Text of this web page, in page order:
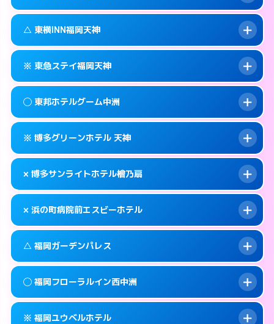
info このホテルの詳細ページを見る →
smartphone 092-712-5858
map 福岡市中央区天神1-16-1
info このホテルの詳細ページを見る →
案内方法:女性が直接お部屋まで伺います。
smartphone 092-781-0711
map 福岡市中央区大名2-6-60
info このホテルの詳細ページを見る →
案内方法:状況により派遣できません。
smartphone 092-739-1045
map 福岡市中央区西中洲1-16
info このホテルの詳細ページを見る →
△ 東横INN福岡天神
案内方法: 状況により派遣できません。
smartphone 092-725-1045
map 福岡市中央区渡辺通5-15-14
info このホテルの詳細ページを見る →
※ 東急ステイ福岡天神
案内方法: カードキーにつきホテルの入り口で
待ち合わせ。
info このホテルの詳細ページを見る →
◯ 東邦ホテルグーム中洲
案内方法: 女性が直接お部屋まで伺います。
smartphone 050-1807-3131
map 福岡市中央区渡辺通5-7-22
info このホテルの詳細ページを見る →
※ 博多グリーンホテル 天神
案内方法:カードキーにつきホテルの入り口で
待ち合わせ。
info このホテルの詳細ページを見る →
× 博多サンライトホテル檜乃扇
案内方法:派遣できません。
smartphone 092-522-0080
map 福岡市中央区清川2-6-23
info このホテルの詳細ページを見る →
× 浜の町病院前エスビーホテル
案内方法: 派遣できません。
smartphone 092-717-6600
map 福岡市中央区長浜1-2-24
△ 福岡ガーデンパレス
案内方法:状況により派遣できません。
◯ 福岡フローラルイン西中洲
※ 福岡ユウベルホテル